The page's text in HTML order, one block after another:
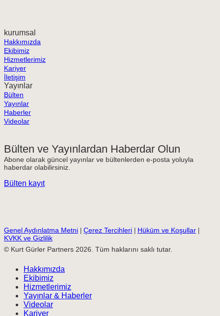
kurumsal
Hakkımızda
Ekibimiz
Hizmetlerimiz
Kariyer
İletişim
Yayınlar
Bülten
Yayınlar
Haberler
Videolar
Bülten ve Yayınlardan Haberdar Olun
Abone olarak güncel yayınlar ve bültenlerden e-posta yoluyla
haberdar olabilirsiniz.
Bülten kayıt
Genel Aydınlatma Metni Çerez Tercihleri Hüküm ve Koşullar
KVKK ve Gizlilik
© Kurt Gürler Partners 2026. Tüm haklarını saklı tutar.
Hakkımızda
Ekibimiz
Hizmetlerimiz
Yayınlar & Haberler
Videolar
Kariyer